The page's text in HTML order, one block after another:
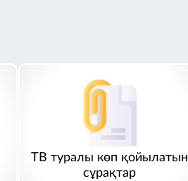
ТВ туралы көп қойылатын
сұрақтар